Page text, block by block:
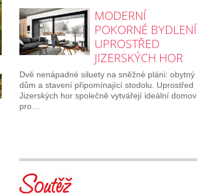
MODERNÍ
POKORNÉ BYDLENÍ
UPROSTŘED
JIZERSKÝCH HOR
Dvě nenápadné siluety na sněžné pláni: obytný
dům a stavení připomínající stodolu. Uprostřed
Jizerských hor společně vytvářejí ideální domov
pro…